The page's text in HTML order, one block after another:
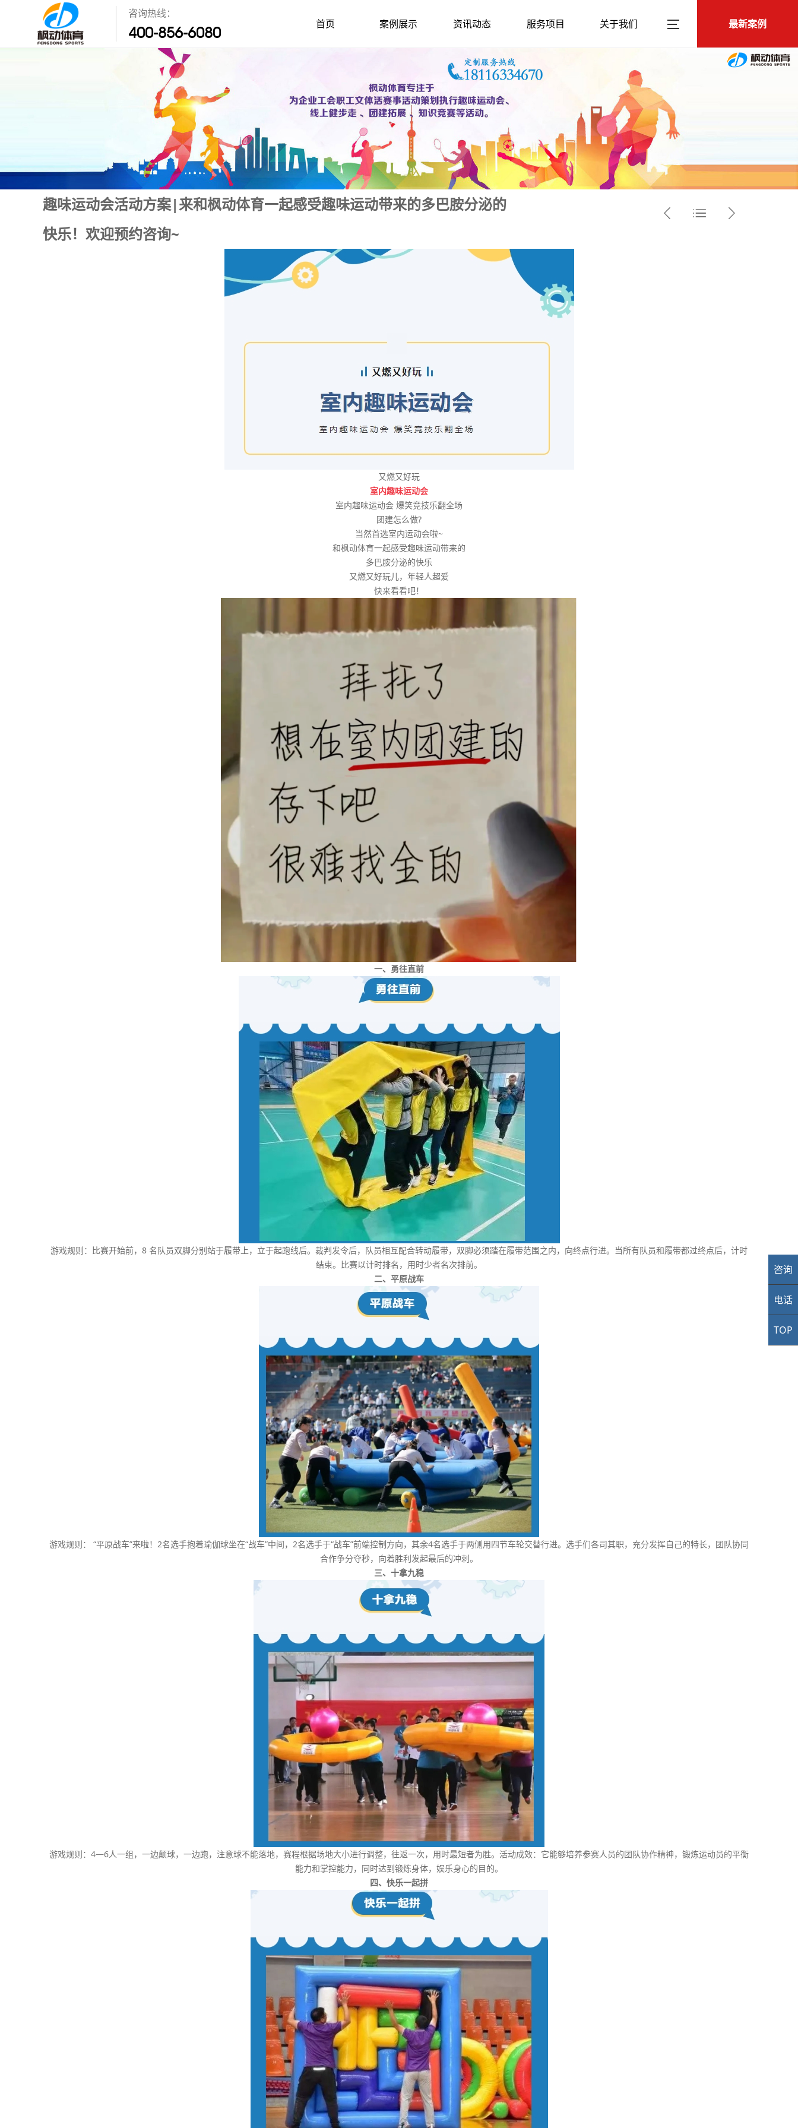
咨询热线：
400-856-6080 最新案例
首页 案例展示 资讯动态 服务项目 关于我们
趣味运动会活动方案|来和枫动体育一起感受趣味运动带来的多巴胺分泌的
快乐！欢迎预约咨询~
2024-1-31
  
又燃又好玩
室内趣味运动会
室内趣味运动会 爆笑竞技乐翻全场
团建怎么做?
当然首选室内运动会啦~
和枫动体育一起感受趣味运动带来的
多巴胺分泌的快乐
又燃又好玩儿，年轻人超爱
快来看看吧！
一、勇往直前
游戏规则：比赛开始前，8 名队员双脚分别站于履带上，立于起跑线后。裁判发令后，队员相互配合转动履带，双脚必须踏在履带范围之内，向终点行进。当所有队员和履带都过终点后，计时
结束。比赛以计时排名，用时少者名次排前。
二、平原战车
游戏规则： “平原战车”来啦！2名选手抱着瑜伽球坐在“战车”中间，2名选手于“战车”前端控制方向，其余4名选手于两侧用四节车轮交替行进。选手们各司其职，充分发挥自己的特长，团队协同
合作争分夺秒，向着胜利发起最后的冲刺。
三、十拿九稳
游戏规则：4—6人一组，一边颠球，一边跑，注意球不能落地，赛程根据场地大小进行调整，往返一次，用时最短者为胜。活动成效：它能够培养参赛人员的团队协作精神，锻炼运动员的平衡
能力和掌控能力，同时达到锻炼身体，娱乐身心的目的。
四、快乐一起拼
业
咨询
电话
TOP